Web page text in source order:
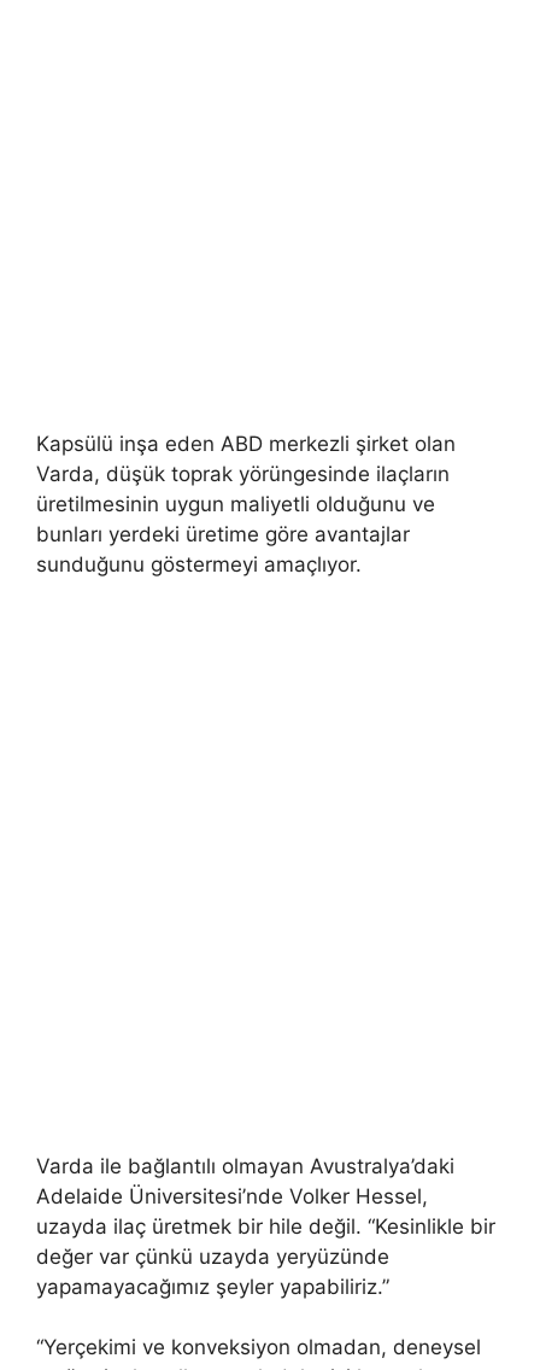
Kapsülü inşa eden ABD merkezli şirket olan
Varda, düşük toprak yörüngesinde ilaçların
üretilmesinin uygun maliyetli olduğunu ve
bunları yerdeki üretime göre avantajlar
sunduğunu göstermeyi amaçlıyor.
Varda ile bağlantılı olmayan Avustralya’daki
Adelaide Üniversitesi’nde Volker Hessel,
uzayda ilaç üretmek bir hile değil. “Kesinlikle bir
değer var çünkü uzayda yeryüzünde
yapamayacağımız şeyler yapabiliriz.”
“Yerçekimi ve konveksiyon olmadan, deneysel